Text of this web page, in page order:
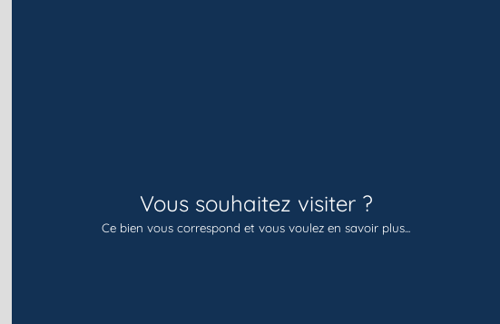
Vous souhaitez visiter ?
Ce bien vous correspond et vous voulez en savoir plus...